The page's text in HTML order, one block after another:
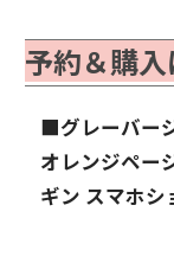
予約＆購入
■グレーバー
オレンジペー
ギン スマホシ